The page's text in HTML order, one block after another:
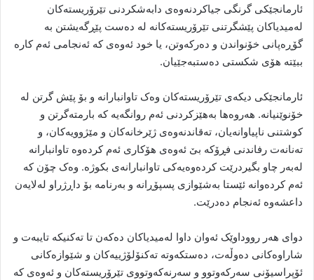
ئارمانجێکی گرنگی جیاکردنەوەی دابەشکردنی تێرۆریستەکان
لەمیدیاکان پێشگرتنی تێرۆریستەکانە لە دەست پێڕگەیشتن بە
گۆڕەپانی خۆنواندن و دەرکەوتن، یا خود ئەوەی کە ئەنجامی ئەم کارە
ببێتە هۆی شکستی دەستبەجێیان.
ئارمانجێکی دیکەی تێرۆریستەکان وەک تاوانبارانە و بۆ پێش گرتن لە
خۆنوێنیانە. هەروەها بەهێزکردنی ئەم روانگەیە کە بارمتەگرتن و
کوشتنی ناپیاوانەیان، تەقاندنەوەی ژێرخانەکان و مێژوویەکان، و
تەنانەت رفاندنی فڕۆکە بێ ئەوەی هۆکاری ئەم کردەوە تاوانبارانە
لەبەر چاو بگیردرێت کردەوەیەکی تاوانبارانەی بکوژە. وەک چۆن کە
ئەم کردەوانە ئێستا بەشێوازی پسپۆڕانە و بەرنامە بۆ داڕژراو لەلایەن
داعشەوە ئەنجام دەدرێت.
دوای هەر رووداوێک ئەوان داوا لەمیدیاکان دەکەن تا تەکنیکە تایبەت و
شاراوەکانی دەوڵەت، دەستکەوتە تەکنۆلۆژییەکان و شێوازەکانی
ئۆپراسیۆنی سەرکەوتوو و سەرنەکەوتووی تێرۆریستەکان و ئەوەی کە